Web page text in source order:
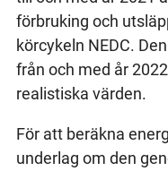
förbruking och
körcykeln NEDC.
från och med år
realistiska värden.
För att beräkna
underlag om den